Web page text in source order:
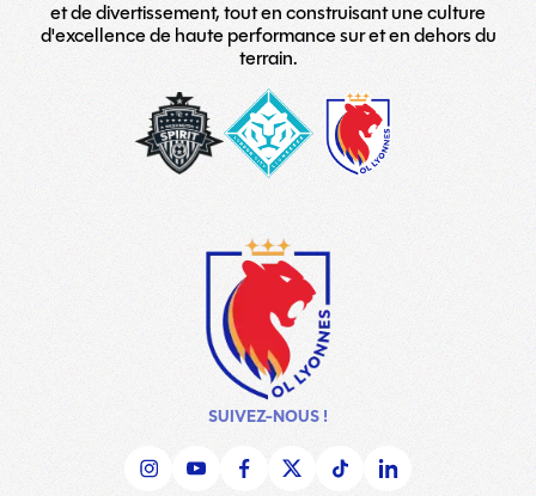
et de divertissement, tout en construisant une culture
d'excellence de haute performance sur et en dehors du
terrain.
washington-
spirit copy
LOGO
TEAM
SUIVEZ-NOUS !